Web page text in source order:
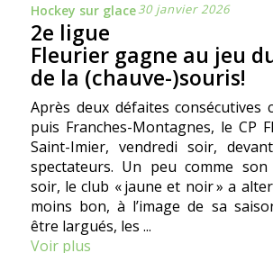
Hockey sur glace30 janvier 2026
2e ligue
Fleurier gagne au jeu
de la (chauve-)souris!
Après deux défaites consécutives
puis Franches-Montagnes, le CP
Saint-Imier, vendredi soir,
spectateurs. Un peu comme
soir, le club « jaune et noir » a
moins bon, à l’image de sa
être largués, les ...
Voir plus